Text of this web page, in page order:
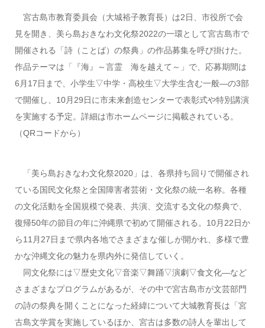
宮古島市教育委員会（大城裕子教育長）は2日、市役所で会
見を開き、美ら島おきなわ文化祭2022の一環として宮古島市で
開催される「詩（ことば）の祭典」の作品募集を呼び掛けた。
作品テーマは「『海』～言霊 海を越えて～」で、応募期間は
6月17日まで、小学生▽中学・高校生▽大学生含む一般―の3部
で開催し、10月29日に市未来創造センターで表彰式や特別講演
を実施する予定。詳細は市ホームページに掲載されている。
（QRコードから）
「美ら島おきなわ文化祭2020」は、各県持ち回りで開催され
ている国民文化祭と全国障害者芸術・文化祭の統一名称。各種
の文化活動を全国規模で発表、共演、交流する文化の祭典で、
復帰50年の節目の年に沖縄県で初めて開催される。10月22日か
ら11月27日まで県内各地でさまざまな催しが開かれ、多様で豊
かな沖縄文化の魅力を県内外に発信していく。
同文化祭には▽歴史文化▽音楽▽舞踊▽演劇▽食文化―など
さまざまなプログラムがあるが、その中で宮古島市が文芸部門
の詩の祭典を開くことになった経緯について大城教育長は「宮
古島文学賞を実施しているほか、宮古は多数の詩人を輩出して